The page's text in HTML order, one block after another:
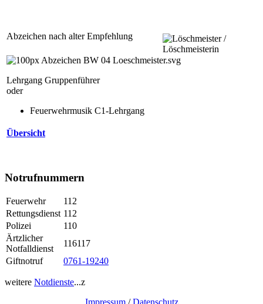
Abzeichen nach alter Empfehlung
Lehrgang Gruppenführer
oder
Feuerwehrmusik C1-Lehrgang
Übersicht
Notrufnummern
Feuerwehr
112
Rettungsdienst 112
Polizei
110
Ärtzlicher
Notfalldienst
116117
Giftnotruf
0761-19240
weitere Notdienste...z